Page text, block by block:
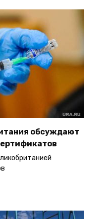
обсуждают